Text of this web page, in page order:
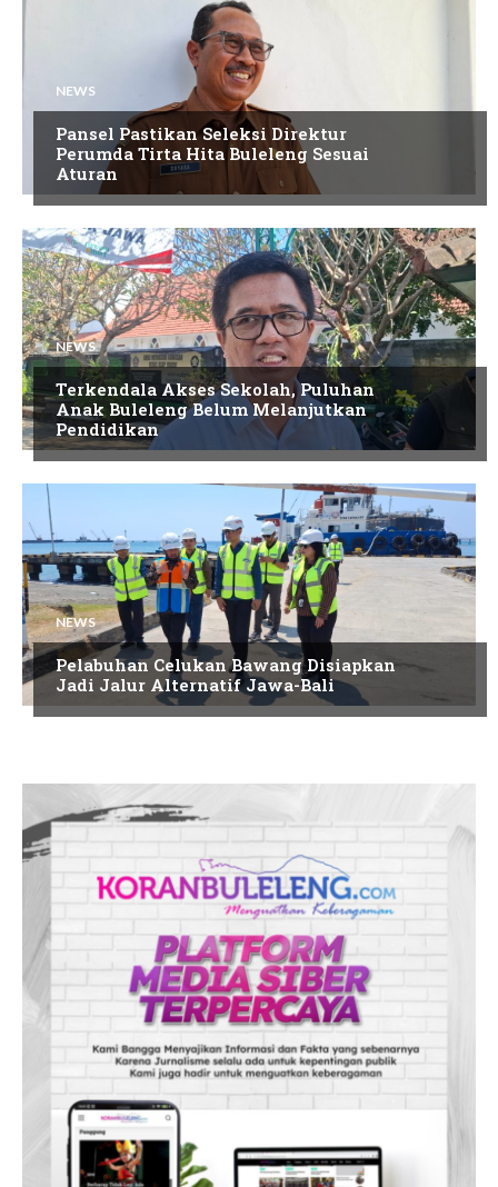
NEWS
Pansel Pastikan Seleksi Direktur
Perumda Tirta Hita Buleleng Sesuai
Aturan
NEWS
Terkendala Akses Sekolah, Puluhan
Anak Buleleng Belum Melanjutkan
Pendidikan
NEWS
Pelabuhan Celukan Bawang Disiapkan
Jadi Jalur Alternatif Jawa-Bali